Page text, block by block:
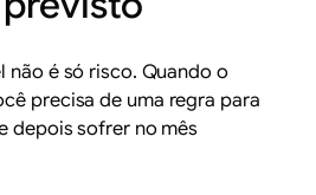
não é só risco. Quando o
precisa de uma regra para
depois sofrer no mês